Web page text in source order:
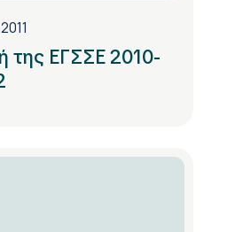
της ΕΓΣΣΕ 2010-